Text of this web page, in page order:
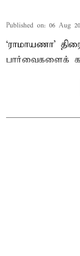
Published on: 06 Aug
‘ராமாயணா’
பார்வைகளைக்